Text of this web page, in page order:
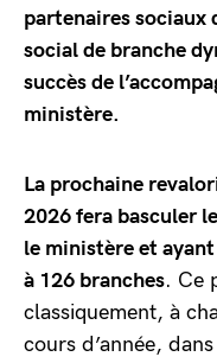
partenaires sociaux
social de branche
succès de
ministère.
La prochaine
2026 fera basculer
le ministère et
à 126 branches. Ce
classiquement, à
cours d’année,